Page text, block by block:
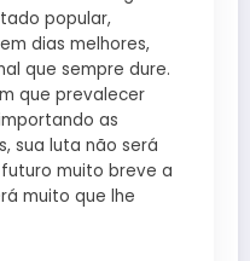
popular,
dias melhores,
que sempre dure.
que prevalecer
as
sua luta não será
muito breve a
muito que lhe